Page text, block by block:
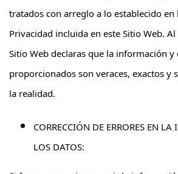
tratados con arreglo a lo establecido en
Privacidad incluida en este Sitio Web.
Sitio Web declaras que la información y
proporcionados son veraces, exactos y
la realidad.
CORRECCIÓN DE ERRORES EN
LOS DATOS: